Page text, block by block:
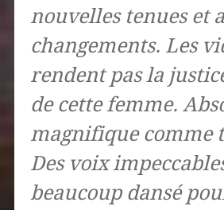
nouvelles tenues et
changements. Les
rendent pas la
de cette femme.
magnifique comme
Des voix
beaucoup dansé